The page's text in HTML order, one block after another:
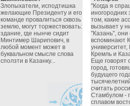
Злопыхатели, исподтишка
желающие Президенту и его
команде провалиться сквозь
землю, могут торжествовать:
здание, где нынче сидит
Минтимер Шарипович, в
любой момент может в
буквальном смысле слова
сползти в Казанку...
"Когда я
иногородних
том, какие
вызывает у
"Казань",
вспоминают
университет,
Кремль и
Еще говорят
город,
будущего
считать
Стамбулом -
сплавом